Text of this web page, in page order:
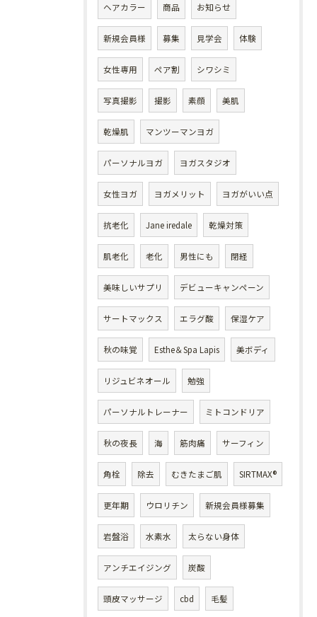
ヘアカラー 商品 お知らせ
新規会員様 募集 見学会 体験
女性専用 ペア割 シワシミ
写真撮影 撮影 素顔 美肌
乾燥肌 マンツーマンヨガ
パーソナルヨガ ヨガスタジオ
女性ヨガ ヨガメリット ヨガがいい点
抗老化 Jane iredale 乾燥対策
肌老化 老化 男性にも 閉経
美味しいサプリ デビューキャンペーン
サートマックス エラグ酸 保湿ケア
秋の味覚 Esthe＆Spa Lapis 美ボディ
リジュビネオール 勉強
パーソナルトレーナー ミトコンドリア
秋の夜長 海 筋肉痛 サーフィン
角栓 除去 むきたまご肌 SIRTMAX®
更年期 ウロリチン 新規会員様募集
岩盤浴 水素水 太らない身体
アンチエイジング 炭酸
頭皮マッサージ cbd 毛髪